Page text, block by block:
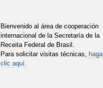
Bienvenido al área de cooperación
internacional de la Secretaría de la
Receita Federal de Brasil.
Para solicitar visitas técnicas,
haga
clic aquí.